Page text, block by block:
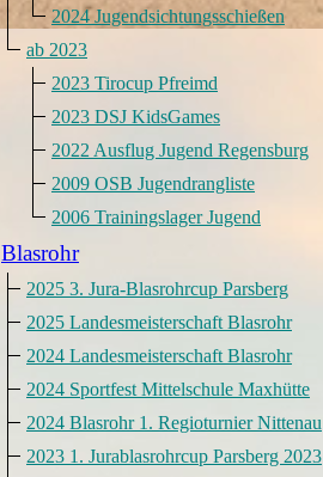
2024 Jugendsichtungsschießen
ab 2023
2023 Tirocup Pfreimd
2023 DSJ KidsGames
2022 Ausflug Jugend Regensburg
2009 OSB Jugendrangliste
2006 Trainingslager Jugend
Blasrohr
2025 3. Jura-Blasrohrcup Parsberg
2025 Landesmeisterschaft Blasrohr
2024 Landesmeisterschaft Blasrohr
2024 Sportfest Mittelschule Maxhütte
2024 Blasrohr 1. Regioturnier Nittenau
2023 1. Jurablasrohrcup Parsberg 2023